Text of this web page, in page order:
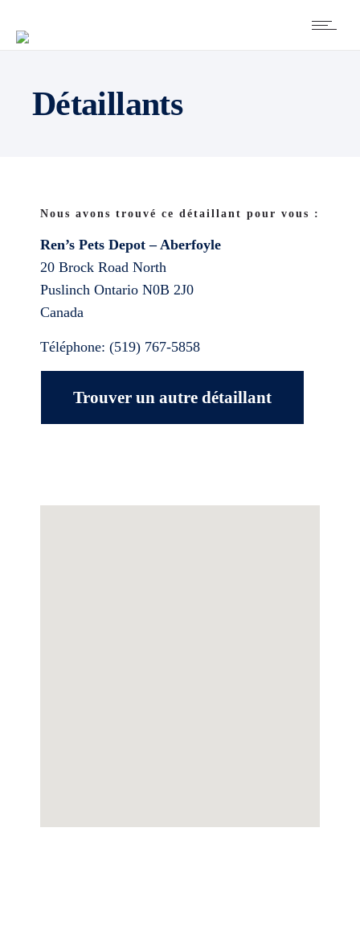
Détaillants
Nous avons trouvé ce détaillant pour vous :
Ren’s Pets Depot – Aberfoyle
20 Brock Road North
Puslinch Ontario N0B 2J0
Canada
Téléphone: (519) 767-5858
Trouver un autre détaillant